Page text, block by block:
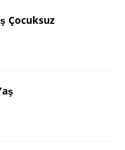
Çocuksuz